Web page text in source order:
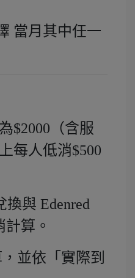
當月其中任一
$2000（含服
每人低消$500
與 Edenred
算。
並依「實際到